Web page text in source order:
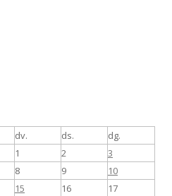
dv. ds. dg.
1 2
3
8 9
10
15 16
17